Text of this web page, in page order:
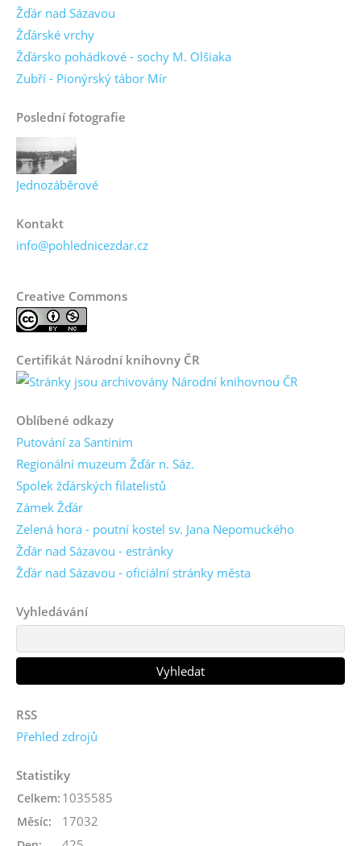
Žďár nad Sázavou
Žďárské vrchy
Žďársko pohádkové - sochy M. Olšiaka
Zubří - Pionýrský tábor Mír
Poslední fotografie
Jednozáběrové
Kontakt
info@pohlednicezdar.cz
Creative Commons
Certifikát Národní knihovny ČR
Oblíbené odkazy
Putování za Santinim
Regionální muzeum Žďár n. Sáz.
Spolek žďárských filatelistů
Zámek Žďár
Zelená hora - poutní kostel sv. Jana Nepomuckého
Žďár nad Sázavou - estránky
Žďár nad Sázavou - oficiální stránky města
Vyhledávání
RSS
Přehled zdrojů
Statistiky
Celkem: 1035585
Měsíc: 17032